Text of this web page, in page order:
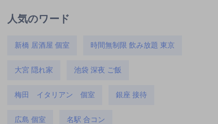
人気のワード
新橋 居酒屋 個室 時間無制限 飲み放題 東京
大宮 隠れ家 池袋 深夜 ご飯
梅田 イタリアン 個室 銀座 接待
広島 個室 名駅 合コン